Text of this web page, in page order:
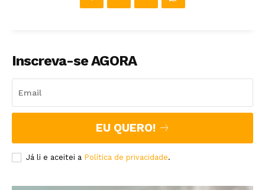
Inscreva-se AGORA
EU QUERO!
Já li e aceitei a Política de privacidade.